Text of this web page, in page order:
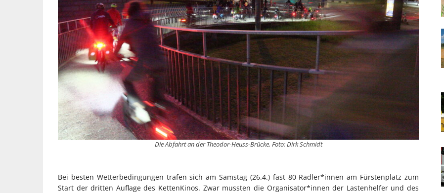
Die Abfahrt an der Theodor-Heuss-Brücke, Foto: Dirk Schmidt
Bei besten Wetterbedingungen trafen sich am Samstag (26.4.) fast 80 Radler*innen am Fürstenplatz zum
Start der dritten Auflage des KettenKinos. Zwar mussten die Organisator*innen der Lastenhelfer und des